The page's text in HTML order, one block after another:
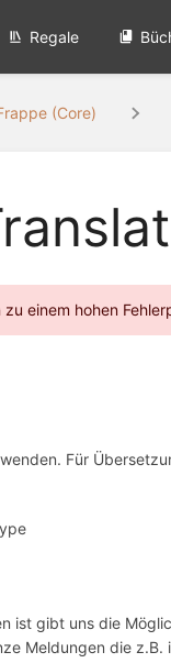
Regale
(Core)
einem hohen
Für
ist gibt uns die
Meldungen die z.B.